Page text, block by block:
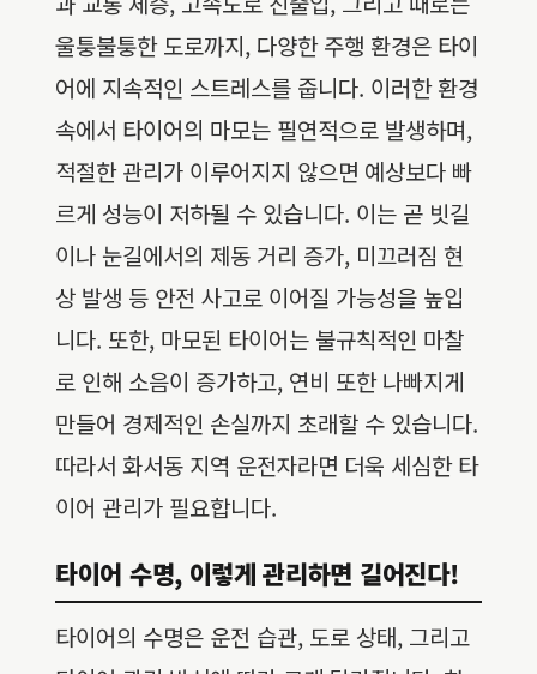
울퉁불퉁한 도로까지, 다양한 주행 환경은 타이
어에 지속적인 스트레스를 줍니다. 이러한 환경
속에서 타이어의 마모는 필연적으로 발생하며,
적절한 관리가 이루어지지 않으면 예상보다 빠
르게 성능이 저하될 수 있습니다. 이는 곧 빗길
이나 눈길에서의 제동 거리 증가, 미끄러짐 현
상 발생 등 안전 사고로 이어질 가능성을 높입
니다. 또한, 마모된 타이어는 불규칙적인 마찰
로 인해 소음이 증가하고, 연비 또한 나빠지게
만들어 경제적인 손실까지 초래할 수 있습니다.
따라서 화서동 지역 운전자라면 더욱 세심한 타
이어 관리가 필요합니다.
타이어 수명, 이렇게 관리하면 길어진다!
타이어의 수명은 운전 습관, 도로 상태, 그리고